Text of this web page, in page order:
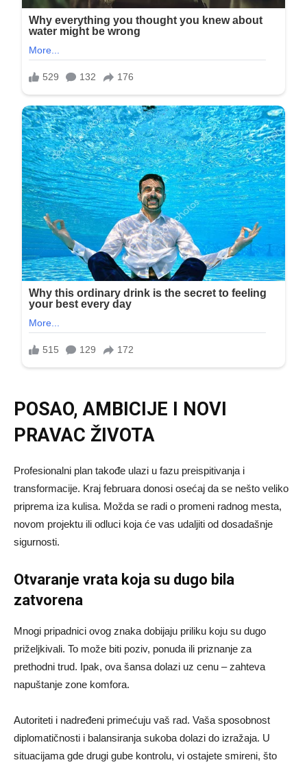
POSAO, AMBICIJE I NOVI
PRAVAC ŽIVOTA
Profesionalni plan takođe ulazi u fazu preispitivanja i
transformacije. Kraj februara donosi osećaj da se nešto veliko
priprema iza kulisa. Možda se radi o promeni radnog mesta,
novom projektu ili odluci koja će vas udaljiti od dosadašnje
sigurnosti.
Otvaranje vrata koja su dugo bila
zatvorena
Mnogi pripadnici ovog znaka dobijaju priliku koju su dugo
priželjkivali. To može biti poziv, ponuda ili priznanje za
prethodni trud. Ipak, ova šansa dolazi uz cenu – zahteva
napuštanje zone komfora.
Autoriteti i nadređeni primećuju vaš rad. Vaša sposobnost
diplomatičnosti i balansiranja sukoba dolazi do izražaja. U
situacijama gde drugi gube kontrolu, vi ostajete smireni, što